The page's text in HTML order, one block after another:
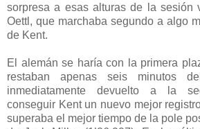
sorpresa a esas alturas de la sesión
Oettl, que marchaba segundo a algo
de Kent.
El alemán se haría con la primera
restaban apenas seis minutos
inmediatamente devuelto a la
conseguir Kent un nuevo mejor
superaba el mejor tiempo de la pole